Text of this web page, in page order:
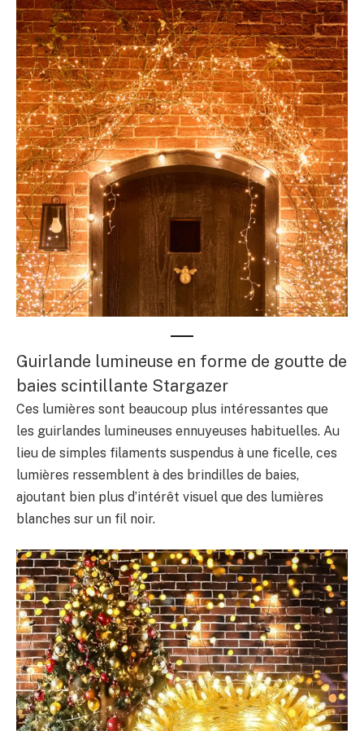
Guirlande lumineuse en forme de goutte de
baies scintillante Stargazer
Ces lumières sont beaucoup plus intéressantes que
les guirlandes lumineuses ennuyeuses habituelles. Au
lieu de simples filaments suspendus à une ficelle, ces
lumières ressemblent à des brindilles de baies,
ajoutant bien plus d’intérêt visuel que des lumières
blanches sur un fil noir.